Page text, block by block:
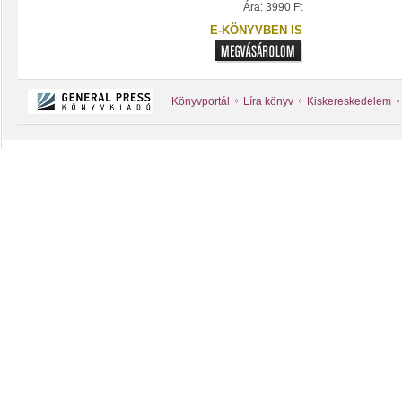
Ára: 3990 Ft
E-KÖNYVBEN IS
Könyvportál Líra könyv Kiskereskedelem